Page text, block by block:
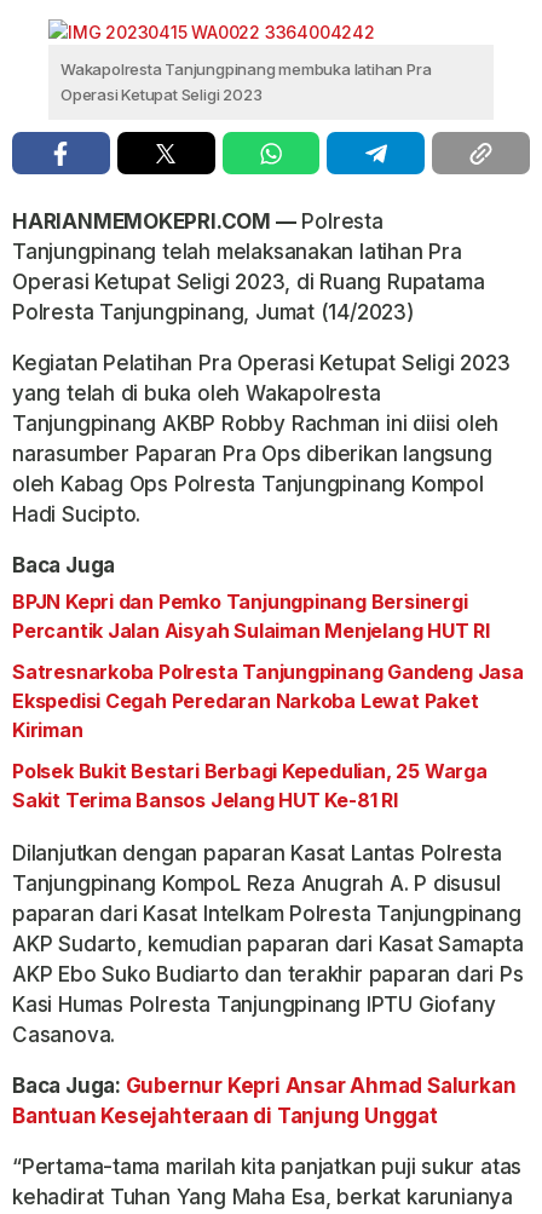
Wakapolresta Tanjungpinang membuka latihan Pra
Operasi Ketupat Seligi 2023
HARIANMEMOKEPRI.COM —Polresta
Tanjungpinang telah melaksanakan latihan Pra
Operasi Ketupat Seligi 2023, di Ruang Rupatama
Polresta Tanjungpinang, Jumat (14/2023)
Kegiatan Pelatihan Pra Operasi Ketupat Seligi 2023
yang telah di buka oleh Wakapolresta
Tanjungpinang AKBP Robby Rachman ini diisi oleh
narasumber Paparan Pra Ops diberikan langsung
oleh Kabag Ops Polresta Tanjungpinang Kompol
Hadi Sucipto.
Baca Juga
BPJN Kepri dan Pemko Tanjungpinang Bersinergi
Percantik Jalan Aisyah Sulaiman Menjelang HUT RI
Satresnarkoba Polresta Tanjungpinang Gandeng Jasa
Ekspedisi Cegah Peredaran Narkoba Lewat Paket
Kiriman
Polsek Bukit Bestari Berbagi Kepedulian, 25 Warga
Sakit Terima Bansos Jelang HUT Ke-81 RI
Dilanjutkan dengan paparan Kasat Lantas Polresta
Tanjungpinang KompoL Reza Anugrah A. P disusul
paparan dari Kasat Intelkam Polresta Tanjungpinang
AKP Sudarto, kemudian paparan dari Kasat Samapta
AKP Ebo Suko Budiarto dan terakhir paparan dari Ps
Kasi Humas Polresta Tanjungpinang IPTU Giofany
Casanova.
Baca Juga: Gubernur Kepri Ansar Ahmad Salurkan
Bantuan Kesejahteraan di Tanjung Unggat
“Pertama-tama marilah kita panjatkan puji sukur atas
kehadirat Tuhan Yang Maha Esa, berkat karunianya